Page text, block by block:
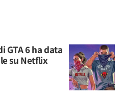
GTA 6 ha data
su Netflix